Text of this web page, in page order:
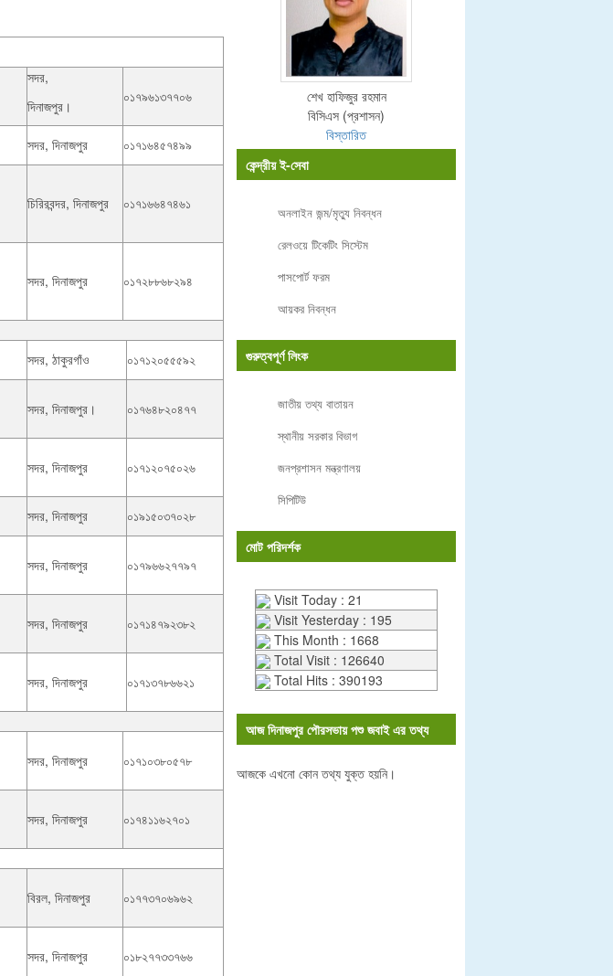
সদর,
দিনাজপুর।
০১৭৯৬১৩৭৭০৬
সদর, দিনাজপুর ০১৭১৬৪৫৭৪৯৯
চিরিরবন্দর, দিনাজপুর ০১৭১৬৬৪৭৪৬১
সদর, দিনাজপুর ০১৭২৮৮৬৮২৯৪
সদর, ঠাকুরগাঁও ০১৭১২০৫৫৫৯২
সদর, দিনাজপুর। ০১৭৬৪৮২০৪৭৭
সদর, দিনাজপুর ০১৭১২০৭৫০২৬
সদর, দিনাজপুর ০১৯১৫০৩৭০২৮
সদর, দিনাজপুর ০১৭৯৬৬২৭৭৯৭
সদর, দিনাজপুর ০১৭১৪৭৯২৩৮২
সদর, দিনাজপুর ০১৭১৩৭৮৬৬২১
সদর, দিনাজপুর ০১৭১০৩৮০৫৭৮
সদর, দিনাজপুর ০১৭৪১১৬২৭০১
বিরল, দিনাজপুর ০১৭৭৩৭০৬৯৬২
সদর, দিনাজপুর ০১৮২৭৭৩৩৭৬৬
শেখ হাফিজুর রহমান
বিসিএস (প্রশাসন)
বিস্তারিত
কেন্দ্রীয় ই-সেবা
অনলাইন জন্ম/মৃত্যু নিবন্ধন
রেলওয়ে টিকেটিং সিস্টেম
পাসপোর্ট ফরম
আয়কর নিবন্ধন
গুরুত্বপূর্ণ লিংক
জাতীয় তথ্য বাতায়ন
স্থানীয় সরকার বিভাগ
জনপ্রশাসন মন্ত্রণালয়
সিপিটিউ
মোট পরিদর্শক
Visit Today : 21
Visit Yesterday : 195
This Month : 1668
Total Visit : 126640
Total Hits : 390193
আজ দিনাজপুর পৌরসভায় পশু জবাই এর তথ্য
আজকে এখনো কোন তথ্য যুক্ত হয়নি।